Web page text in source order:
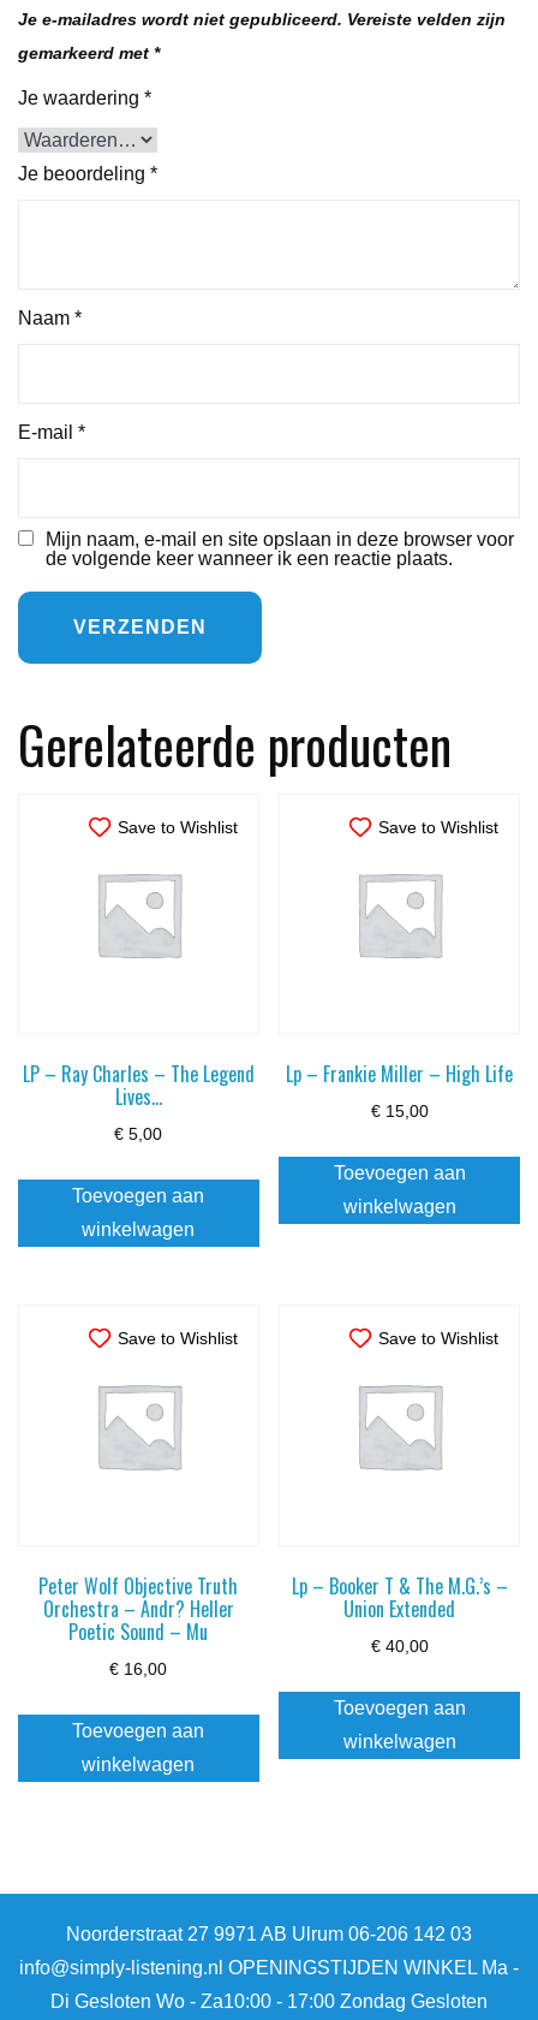
Je e-mailadres wordt niet gepubliceerd. Vereiste velden zijn
gemarkeerd met *
Je waardering *
Je beoordeling *
Naam *
E-mail *
Mijn naam, e-mail en site opslaan in deze browser voor
de volgende keer wanneer ik een reactie plaats.
Gerelateerde producten
Save to Wishlist
LP – Ray Charles – The Legend
Lives…
€ 5,00
Toevoegen aan
winkelwagen
Save to Wishlist
Lp – Frankie Miller – High Life
€15,00
Toevoegen aan
winkelwagen
Save to Wishlist
Peter Wolf Objective Truth
Orchestra – Andr? Heller
Poetic Sound – Mu
€ 16,00
Toevoegen aan
winkelwagen
Save to Wishlist
Lp – Booker T & The M.G.’s –
Union Extended
€40,00
Toevoegen aan
winkelwagen
Noorderstraat 27 9971 AB Ulrum 06-206 142 03
info@simply-listening.nl OPENINGSTIJDEN WINKEL Ma -
Di Gesloten Wo - Za10:00 - 17:00 Zondag Gesloten